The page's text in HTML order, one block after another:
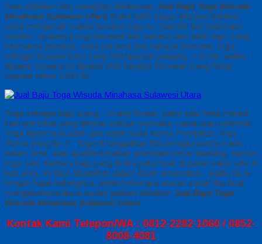
Saat sebelum kita mengulas berkenaan Jual Baju Toga Wisuda
Minahasa Sulawesi Utara Bakal lebih bagus kita pun ketahui
serta mengenali makna busana toga itu. Diambil dari beberapa
sumber, nyatanya toga berawal dari bahasa latin ialah tego yang
bermakna penutup, serta berawal dari bahasa Romawi, toga
sebagai busana kuno yang mempunyai panjang -+ 6 mtr. waktu
dipakai, busana ini dipakai oleh bangsa Etruskan yang hidup
seputar tahun 1200 M.
Toga sebagai baju orang – orang Roawi, yakni satu helai mantal
kain wol tebal yang dikenai selesai memakai cawat atau celemek.
Toga dipercayai udah ada sejak mulai Numa Pompilius, Raja
Roma yang ke-2 . Toga di tanggalkan bila penggunaannya ada
dalam area, atau apabila kerjakan pekerjaan berat diladang, namun
toga satu diantara baju yang di kira patut buat di pakai waktu ada di
luar area. Ini bisa dibuktikan dalam kisah arnarnatus ; waktu itu ia
tengah bajak ladangnya, ketika beberapa utusan senat tiba buat
mengabarinya jika ia sudah jadikan diktaktor Jual Baju Toga
Wisuda Minahasa Sulawesi Utara
Kontak Kami Telepon/WA : 0812-2282-1060 / 0852-
8008-4081